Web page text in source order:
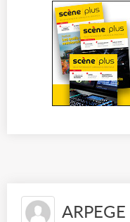
ARPEGE